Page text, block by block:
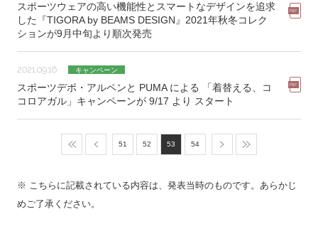
スポーツウェアの高い機能性とスマートなデザインを追求
した『TIGORA by BEAMS DESIGN』2021年秋冬コレク
ションが9月中旬より順次発売
2021.09.16 キャンペーン
スポーツデポ・アルペンと PUMA による 「着替える、コ
コロアガル」キャンペーンが 9/17 より スタート
51 52 53 54
※ こちらに記載されている内容は、発表当時のものです。あらかじ
めご了承ください。